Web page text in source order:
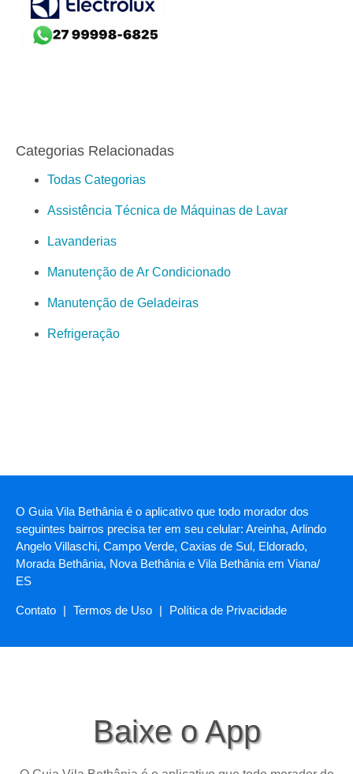
Categorias Relacionadas
Todas Categorias
Assistência Técnica de Máquinas de Lavar
Lavanderias
Manutenção de Ar Condicionado
Manutenção de Geladeiras
Refrigeração
O Guia Vila Bethânia é o aplicativo que todo morador dos
seguintes bairros precisa ter em seu celular: Areinha, Arlindo
Angelo Villaschi, Campo Verde, Caxias de Sul, Eldorado,
Morada Bethânia, Nova Bethânia e Vila Bethânia em Viana/
ES
Contato | Termos de Uso | Política de Privacidade
Baixe o App